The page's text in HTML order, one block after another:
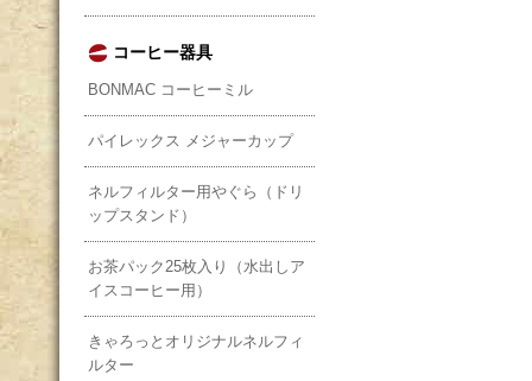
コーヒー器具
BONMAC コーヒーミル
パイレックス メジャーカップ
ネルフィルター用やぐら（ドリ
ップスタンド）
お茶パック25枚入り（水出しア
イスコーヒー用）
きゃろっとオリジナルネルフィ
ルター